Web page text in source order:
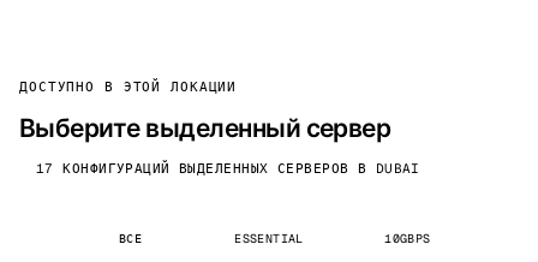
ДОСТУПНО В ЭТОЙ ЛОКАЦИИ
Выберите выделенный сервер
17 КОНФИГУРАЦИЙ ВЫДЕЛЕННЫХ СЕРВЕРОВ В DUBAI
ВСЕ ESSENTIAL 10GBPS